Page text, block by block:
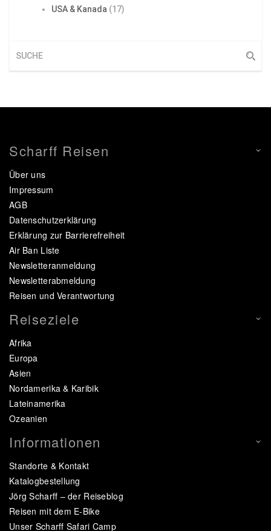
USA & Kanada (17)
Scharff Reisen
Über uns
Impressum
AGB
Datenschutzerklärung
Erklärung zur Barrierefreiheit
Air Ban Liste
Newsletteranmeldung
Newsletterabmeldung
Reisen und Verantwortung
Reiseziele
Afrika
Europa
Asien
Nordamerika & Karibik
Lateinamerika
Ozeanien
Informationen
Standorte & Kontakt
Katalogbestellung
Jörg Scharff – der Reiseblog
Reisen mit dem E-Bike
Unser Scharff Safari Camp